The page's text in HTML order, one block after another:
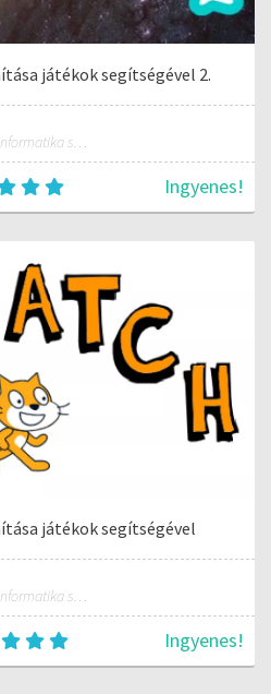
játékok segítségével 2.
Matematika, technika, informatika szakos általános iskolai tanár; mentorpedagógus, mestertanár
Ingyenes!
játékok segítségével
Matematika, technika, informatika szakos általános iskolai tanár; mentorpedagógus, mestertanár
Ingyenes!